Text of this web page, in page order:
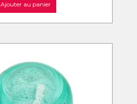
Ajouter au panier